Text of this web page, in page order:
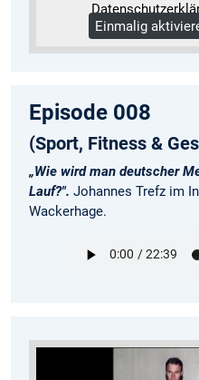
Mehr
Einmalig
Episode 008
(Sport, Fitness &
„Wie wird man deutscher
Lauf?". Johannes Trefz im
Wackerhage.